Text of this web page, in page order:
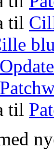
til
til